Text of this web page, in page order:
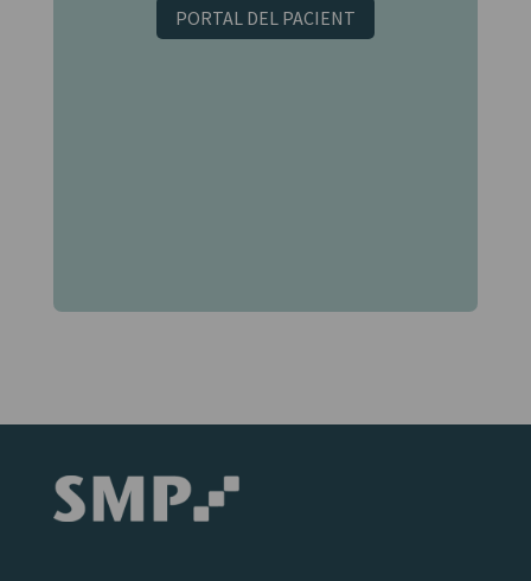
PORTAL DEL PACIENT